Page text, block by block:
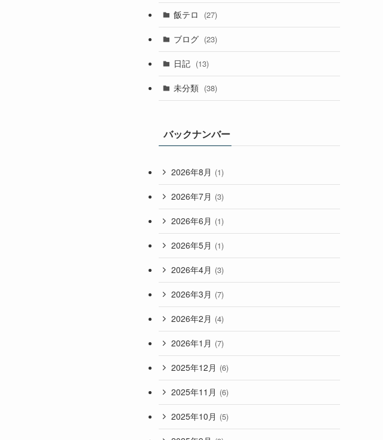
飯テロ (27)
ブログ (23)
日記 (13)
未分類 (38)
バックナンバー
2026年8月 (1)
2026年7月 (3)
2026年6月 (1)
2026年5月 (1)
2026年4月 (3)
2026年3月 (7)
2026年2月 (4)
2026年1月 (7)
2025年12月 (6)
2025年11月 (6)
2025年10月 (5)